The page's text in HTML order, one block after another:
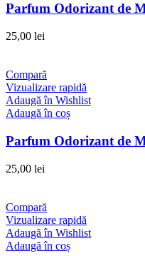
Parfum Odorizant de
25,00 lei
Compară
Vizualizare rapidă
Adaugă în Wishlist
Adaugă în coș
Parfum Odorizant de
25,00 lei
Compară
Vizualizare rapidă
Adaugă în Wishlist
Adaugă în coș